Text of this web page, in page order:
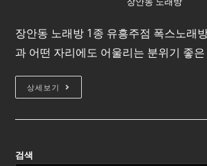
장안동 노래방 1종 유흥주점 폭스노래
과 어떤 자리에도 어울리는 분위기 좋
상세보기
검색